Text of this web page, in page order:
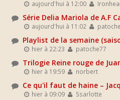
aujourd'hui à 12:00
Série Delia Mariola de A.F
aujourd'hui à 11:02
Playlist de la semaine
hier à 22:23 patoche77
Trilogie Reine rouge de
hier à 19:59 norbert
Ce qu'il faut de haine –
hier à 09:09 Ssarlotte